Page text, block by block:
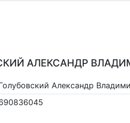
АЛЕКСАНДР
Александр